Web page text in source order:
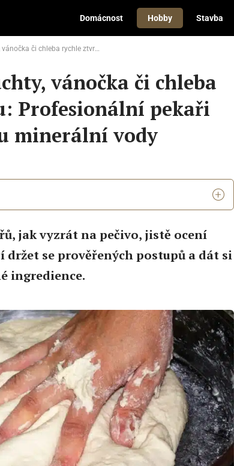
Domácnost Hobby Stavba
ztvrdnou: Profesionální pekaři přidávají trochu minerální vody
vánočka či chleba
Profesionální pekaři
minerální vody
jak vyzrát na pečivo, jistě ocení
držet se prověřených postupů a dát si
ingredience.